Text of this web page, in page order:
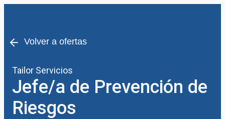
Volver a ofertas
Tailor Servicios
Jefe/a de Prevención de
Riesgos